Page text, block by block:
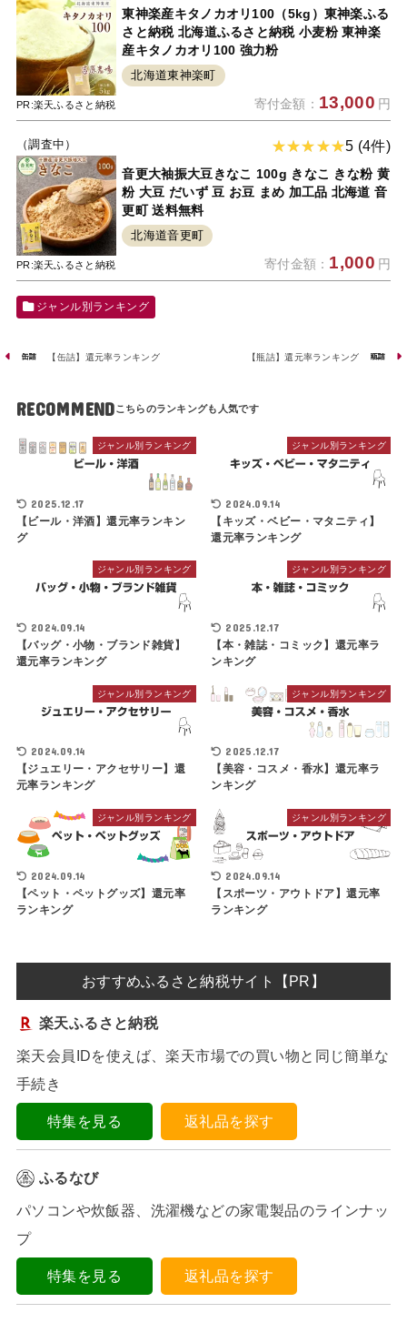
PR:楽天ふるさと納税
東神楽産キタノカオリ100（5kg）東神楽ふる
さと納税 北海道ふるさと納税 小麦粉 東神楽
産キタノカオリ100 強力粉
北海道東神楽町
寄付金額： 13,000 円
（調査中）
PR:楽天ふるさと納税
5 (4件)
音更大袖振大豆きなこ 100g きなこ きな粉 黄
粉 大豆 だいず 豆 お豆 まめ 加工品 北海道 音
更町 送料無料
北海道音更町
寄付金額： 1,000 円
ジャンル別ランキング
【缶詰】還元率ランキング 【瓶詰】還元率ランキング
RECOMMEND
ジャンル別ランキング
2025.12.17
【ビール・洋酒】還元率ランキン
グ
ジャンル別ランキング
2024.09.14
【キッズ・ベビー・マタニティ】
還元率ランキング
ジャンル別ランキング
2024.09.14
【バッグ・小物・ブランド雑貨】
還元率ランキング
ジャンル別ランキング
2025.12.17
【本・雑誌・コミック】還元率ラ
ンキング
ジャンル別ランキング
2024.09.14
【ジュエリー・アクセサリー】還
元率ランキング
ジャンル別ランキング
2025.12.17
【美容・コスメ・香水】還元率ラ
ンキング
ジャンル別ランキング
2024.09.14
【ペット・ペットグッズ】還元率
ランキング
ジャンル別ランキング
2024.09.14
【スポーツ・アウトドア】還元率
ランキング
おすすめふるさと納税サイト【PR】
楽天ふるさと納税
楽天会員IDを使えば、楽天市場での買い物と同じ簡単な
手続き
特集を見る 返礼品を探す
ふるなび
パソコンや炊飯器、洗濯機などの家電製品のラインナッ
プ
特集を見る 返礼品を探す